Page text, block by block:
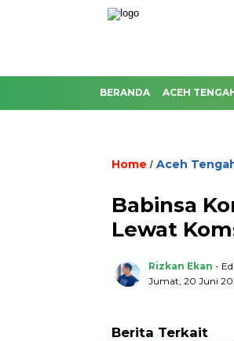
BERANDA ACEH
Home / Aceh
Babinsa
Lewat
Rizkan Ekan -
Jumat, 20 Juni
Berita Terkait